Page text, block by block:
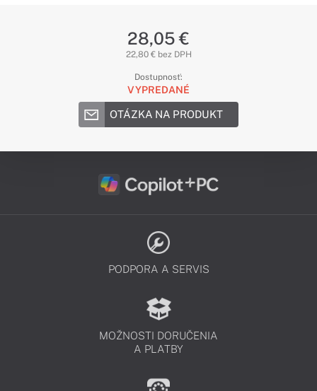
28,05 €
22,80 € bez DPH
Dostupnosť:
VYPREDANÉ
OTÁZKA NA PRODUKT
PODPORA A SERVIS
MOŽNOSTI DORUČENIA
A PLATBY